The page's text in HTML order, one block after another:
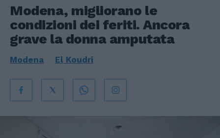
Modena, migliorano le
condizioni dei feriti. Ancora
grave la donna amputata
Modena El Koudri